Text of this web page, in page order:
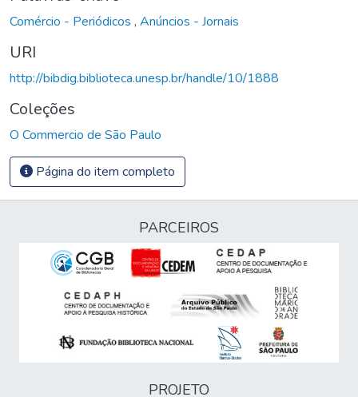
Comércio - Periódicos , Anúncios - Jornais
URI
http://bibdig.biblioteca.unesp.br/handle/10/1888
Coleções
O Commercio de São Paulo
Página do item completo
PARCEIROS
PROJETO